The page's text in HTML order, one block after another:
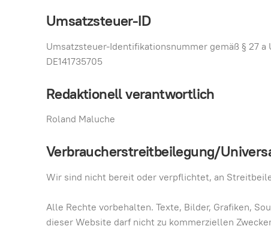
Umsatzsteuer-ID
Umsatzsteuer-Identifikationsnummer gemäß § 27 a
DE141735705
Redaktionell verantwortlich
Roland Maluche
Verbraucher­streit­beilegung/
Wir sind nicht bereit oder verpflichtet, an
Alle Rechte vorbehalten. Texte, Bilder, Grafiken,
dieser Website darf nicht zu kommerziellen